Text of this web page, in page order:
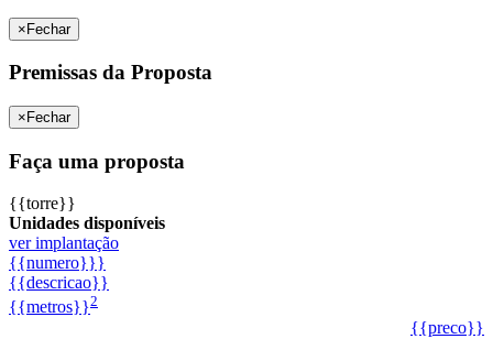
×Fechar
Premissas da Proposta
× Fechar
Faça uma proposta
{{torre}}
Unidades disponíveis
ver implantação
{{numero}}}
{{descricao}}
{{metros}}2
{{preco}}